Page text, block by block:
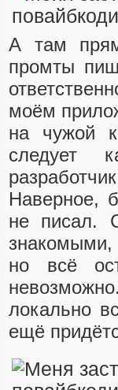
А там
промты
моём
на чужой
следует
Наверное,
не писал.
но всё
локально
ещё